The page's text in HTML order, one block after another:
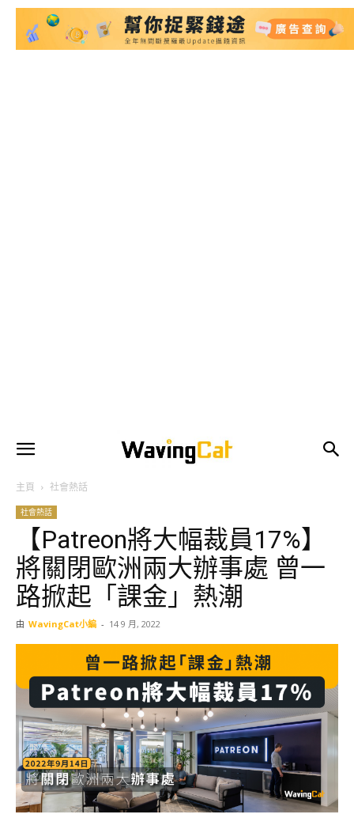
主頁 社會熱話
社會熱話
【Patreon將大幅裁員17%】
將關閉歐洲兩大辦事處 曾一
路掀起「課金」熱潮
由 WavingCat小編 - 14 9 月, 2022